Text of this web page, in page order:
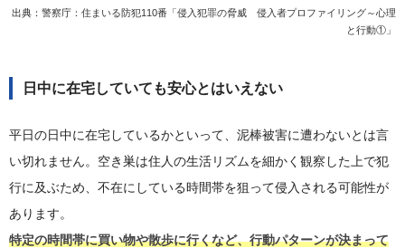
出典： 警察庁：住まいる防犯110番「侵入犯罪の脅威 侵入者プロファイリング～心理
と行動①」
日中に在宅していても安心とはいえない
平日の日中に在宅しているかといって、泥棒被害に遭わないとは言
い切れません。空き巣は住人の生活リズムを細かく観察した上で犯
行に及ぶため、不在にしている時間帯を狙って侵入される可能性が
あります。
特定の時間帯に買い物や散歩に行くなど、行動パターンが決まって